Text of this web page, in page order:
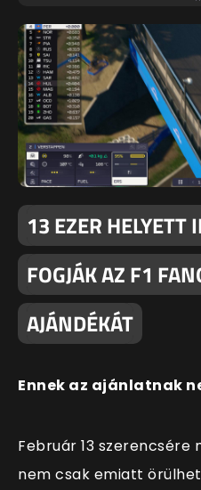
13 EZER
FOGJÁK AZ F1
AJÁNDÉKÁT
Ennek az ajánlatnak
Február 13
nem csak emiatt